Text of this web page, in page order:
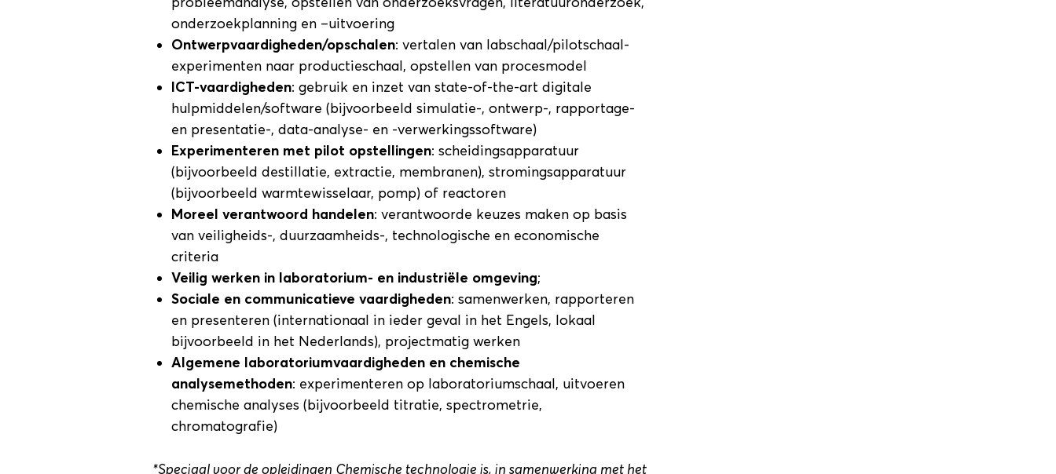
onderzoekplanning en –uitvoering
Ontwerpvaardigheden/opschalen: vertalen van labschaal/pilotschaal-
experimenten naar productieschaal, opstellen van procesmodel
ICT-vaardigheden: gebruik en inzet van state-of-the-art digitale
hulpmiddelen/software (bijvoorbeeld simulatie-, ontwerp-, rapportage-
en presentatie-, data-analyse- en -verwerkingssoftware)
Experimenteren met pilot opstellingen: scheidingsapparatuur
(bijvoorbeeld destillatie, extractie, membranen), stromingsapparatuur
(bijvoorbeeld warmtewisselaar, pomp) of reactoren
Moreel verantwoord handelen: verantwoorde keuzes maken op basis
van veiligheids-, duurzaamheids-, technologische en economische
criteria
Veilig werken in laboratorium- en industriële omgeving;
Sociale en communicatieve vaardigheden: samenwerken, rapporteren
en presenteren (internationaal in ieder geval in het Engels, lokaal
bijvoorbeeld in het Nederlands), projectmatig werken
Algemene laboratoriumvaardigheden en chemische
analysemethoden: experimenteren op laboratoriumschaal, uitvoeren
chemische analyses (bijvoorbeeld titratie, spectrometrie,
chromatografie)
*Speciaal voor de opleidingen Chemische technologie is, in samenwerking met het